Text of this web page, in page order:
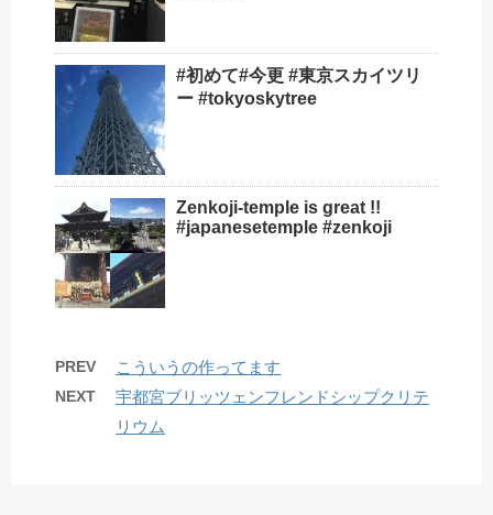
#初めて#今更 #東京スカイツリ
ー #tokyoskytree
Zenkoji-temple is great !!
#japanesetemple #zenkoji
PREV こういうの作ってます
NEXT
宇都宮ブリッツェンフレンドシップクリテ
リウム